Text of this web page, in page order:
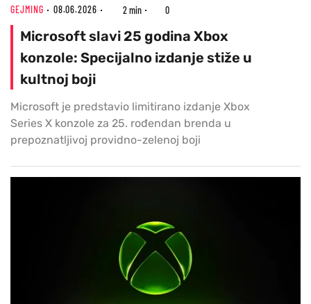
GEJMING 08.06.2026 2 min 0
Microsoft slavi 25 godina Xbox
konzole: Specijalno izdanje stiže u
kultnoj boji
Microsoft je predstavio limitirano izdanje Xbox
Series X konzole za 25. rođendan brenda u
prepoznatljivoj providno-zelenoj boji